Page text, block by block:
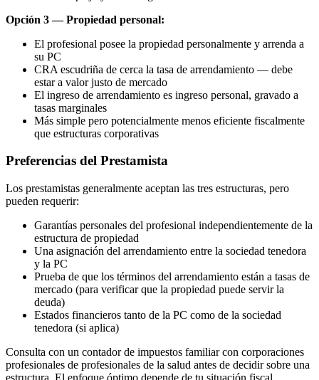
Opción 3 — Propiedad personal:
El profesional posee la propiedad personalmente y arrenda a
su PC
CRA escudriña de cerca la tasa de arrendamiento — debe
estar a valor justo de mercado
El ingreso de arrendamiento es ingreso personal, gravado a
tasas marginales
Más simple pero potencialmente menos eficiente fiscalmente
que estructuras corporativas
Preferencias del Prestamista
Los prestamistas generalmente aceptan las tres estructuras, pero
pueden requerir:
Garantías personales del profesional independientemente de la
estructura de propiedad
Una asignación del arrendamiento entre la sociedad tenedora
y la PC
Prueba de que los términos del arrendamiento están a tasas de
mercado (para verificar que la propiedad puede servir la
deuda)
Estados financieros tanto de la PC como de la sociedad
tenedora (si aplica)
Consulta con un contador de impuestos familiar con corporaciones
profesionales de profesionales de la salud antes de decidir sobre una